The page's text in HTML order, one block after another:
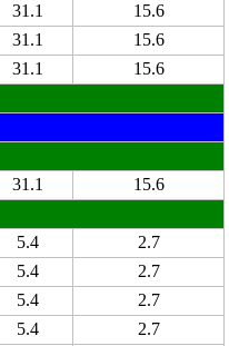
31.1
15.6
31.1
15.6
31.1
15.6
31.1
15.6
5.4
2.7
5.4
2.7
5.4
2.7
5.4 2.7